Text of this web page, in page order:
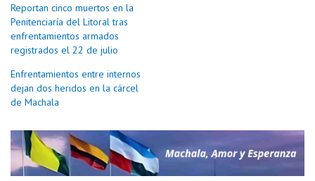
Reportan cinco muertos en la
Penitenciaría del Litoral tras
enfrentamientos armados
registrados el 22 de julio
Enfrentamientos entre internos
dejan dos heridos en la cárcel
de Machala